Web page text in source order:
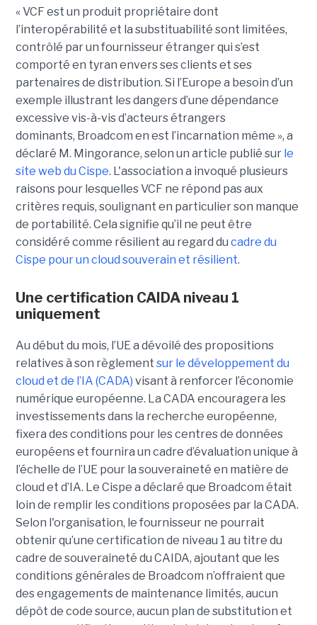
« VCF est un produit propriétaire dont
l’interopérabilité et la substituabilité sont limitées,
contrôlé par un fournisseur étranger qui s’est
comporté en tyran envers ses clients et ses
partenaires de distribution. Si l’Europe a besoin d’un
exemple illustrant les dangers d’une dépendance
excessive vis-à-vis d’acteurs étrangers
dominants, Broadcom en est l’incarnation même », a
déclaré M. Mingorance, selon un article publié sur le
site web du Cispe. L'association a invoqué plusieurs
raisons pour lesquelles VCF ne répond pas aux
critères requis, soulignant en particulier son manque
de portabilité. Cela signifie qu’il ne peut être
considéré comme résilient au regard du cadre du
Cispe pour un cloud souverain et résilient.
Une certification CAIDA niveau 1
uniquement
Au début du mois, l’UE a dévoilé des propositions
relatives à son règlement sur le développement du
cloud et de l’IA (CADA) visant à renforcer l’économie
numérique européenne. La CADA encouragera les
investissements dans la recherche européenne,
fixera des conditions pour les centres de données
européens et fournira un cadre d’évaluation unique à
l’échelle de l’UE pour la souveraineté en matière de
cloud et d’IA. Le Cispe a déclaré que Broadcom était
loin de remplir les conditions proposées par la CADA.
Selon l'organisation, le fournisseur ne pourrait
obtenir qu’une certification de niveau 1 au titre du
cadre de souveraineté du CAIDA, ajoutant que les
conditions générales de Broadcom n’offraient que
des engagements de maintenance limités, aucun
dépôt de code source, aucun plan de substitution et